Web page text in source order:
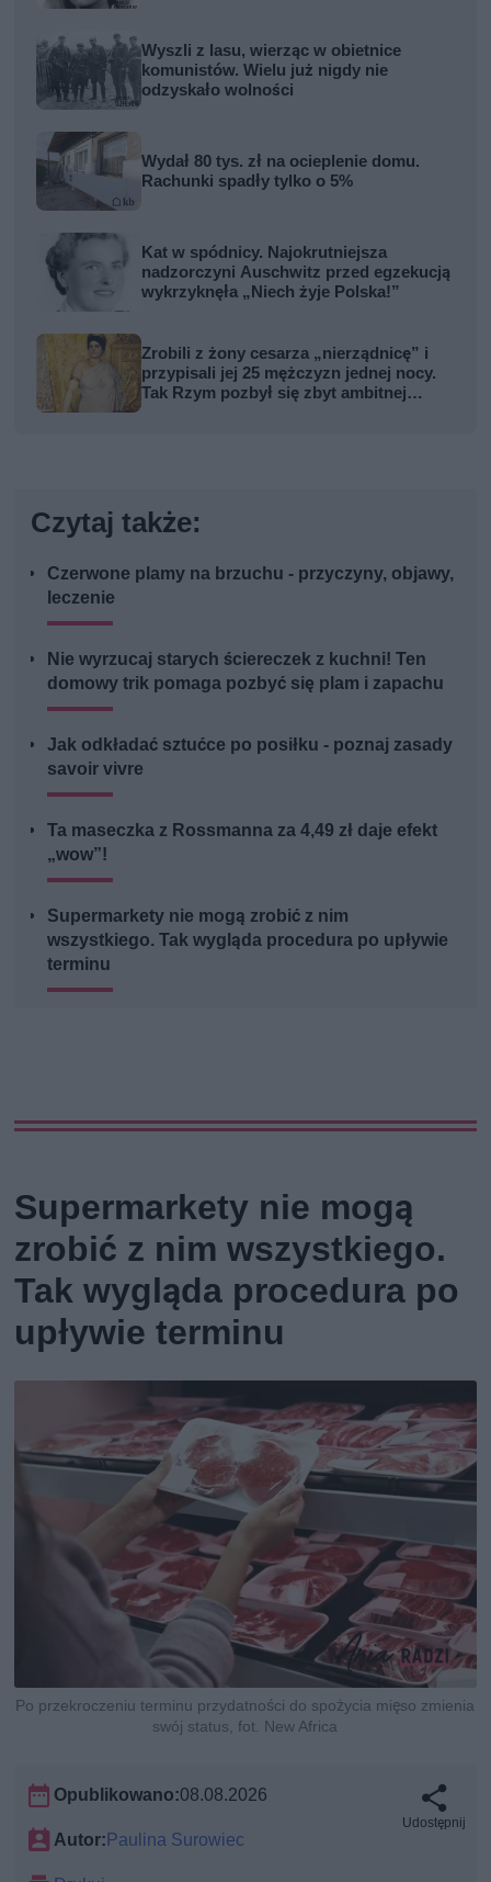
Wyszli z lasu, wierząc w obietnice
komunistów. Wielu już nigdy nie
odzyskało wolności
Wydał 80 tys. zł na ocieplenie domu.
Rachunki spadły tylko o 5%
Kat w spódnicy. Najokrutniejsza
nadzorczyni Auschwitz przed egzekucją
wykrzyknęła „Niech żyje Polska!”
Zrobili z żony cesarza „nierządnicę” i
przypisali jej 25 mężczyzn jednej nocy.
Tak Rzym pozbył się zbyt ambitnej
Czytaj także:
Czerwone plamy na brzuchu - przyczyny, objawy,
leczenie
Nie wyrzucaj starych ściereczek z kuchni! Ten
domowy trik pomaga pozbyć się plam i zapachu
Jak odkładać sztućce po posiłku - poznaj zasady
savoir vivre
Ta maseczka z Rossmanna za 4,49 zł daje efekt
„wow”!
Supermarkety nie mogą zrobić z nim
wszystkiego. Tak wygląda procedura po upływie
terminu
Supermarkety nie mogą
zrobić z nim wszystkiego.
Tak wygląda procedura po
upływie terminu
Po przekroczeniu terminu przydatności do spożycia mięso zmienia
swój status, fot. New Africa
Opublikowano:08.08.2026
Autor: Paulina Surowiec
Udostępnij